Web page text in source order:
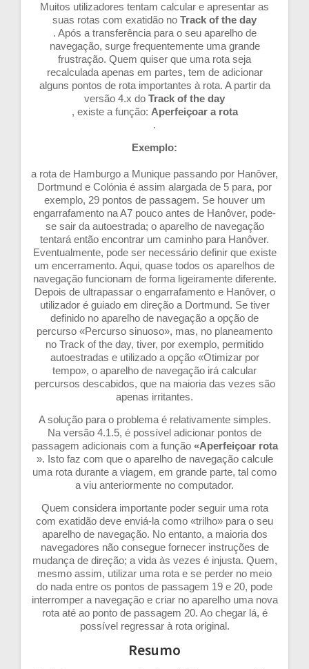
Muitos utilizadores tentam calcular e apresentar as
suas rotas com exatidão no Track of the day
. Após a transferência para o seu aparelho de
navegação, surge frequentemente uma grande
frustração. Quem quiser que uma rota seja
recalculada apenas em partes, tem de adicionar
alguns pontos de rota importantes à rota. A partir da
versão 4.x do Track of the day
, existe a função: Aperfeiçoar a rota
.
Exemplo:
a rota de Hamburgo a Munique passando por Hanôver,
Dortmund e Colónia é assim alargada de 5 para, por
exemplo, 29 pontos de passagem. Se houver um
engarrafamento na A7 pouco antes de Hanôver, pode-
se sair da autoestrada; o aparelho de navegação
tentará então encontrar um caminho para Hanôver.
Eventualmente, pode ser necessário definir que existe
um encerramento. Aqui, quase todos os aparelhos de
navegação funcionam de forma ligeiramente diferente.
Depois de ultrapassar o engarrafamento e Hanôver, o
utilizador é guiado em direção a Dortmund. Se tiver
definido no aparelho de navegação a opção de
percurso «Percurso sinuoso», mas, no planeamento
no Track of the day, tiver, por exemplo, permitido
autoestradas e utilizado a opção «Otimizar por
tempo», o aparelho de navegação irá calcular
percursos descabidos, que na maioria das vezes são
apenas irritantes.
A solução para o problema é relativamente simples.
Na versão 4.1.5, é possível adicionar pontos de
passagem adicionais com a função «Aperfeiçoar rota
». Isto faz com que o aparelho de navegação calcule
uma rota durante a viagem, em grande parte, tal como
a viu anteriormente no computador.
Quem considera importante poder seguir uma rota
com exatidão deve enviá-la como «trilho» para o seu
aparelho de navegação. No entanto, a maioria dos
navegadores não consegue fornecer instruções de
mudança de direção; a vida às vezes é injusta. Quem,
mesmo assim, utilizar uma rota e se perder no meio
do nada entre os pontos de passagem 19 e 20, pode
interromper a navegação e criar no aparelho uma nova
rota até ao ponto de passagem 20. Ao chegar lá, é
possível regressar à rota original.
Resumo